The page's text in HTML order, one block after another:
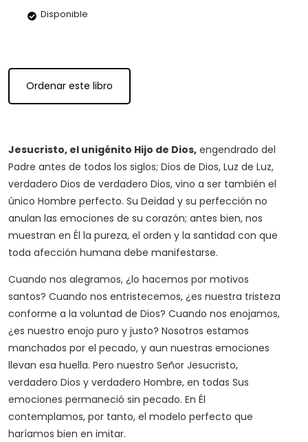
Disponible
Ordenar este libro
Jesucristo, el unigénito Hijo de Dios, engendrado del
Padre antes de todos los siglos; Dios de Dios, Luz de Luz,
verdadero Dios de verdadero Dios, vino a ser también el
único Hombre perfecto. Su Deidad y su perfección no
anulan las emociones de su corazón; antes bien, nos
muestran en Él la pureza, el orden y la santidad con que
toda afección humana debe manifestarse.
Cuando nos alegramos, ¿lo hacemos por motivos
santos? Cuando nos entristecemos, ¿es nuestra tristeza
conforme a la voluntad de Dios? Cuando nos enojamos,
¿es nuestro enojo puro y justo? Nosotros estamos
manchados por el pecado, y aun nuestras emociones
llevan esa huella. Pero nuestro Señor Jesucristo,
verdadero Dios y verdadero Hombre, en todas Sus
emociones permaneció sin pecado. En Él
contemplamos, por tanto, el modelo perfecto que
haríamos bien en imitar.